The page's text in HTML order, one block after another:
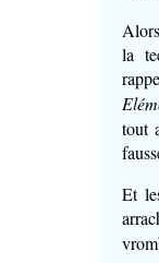
la
tout
Et